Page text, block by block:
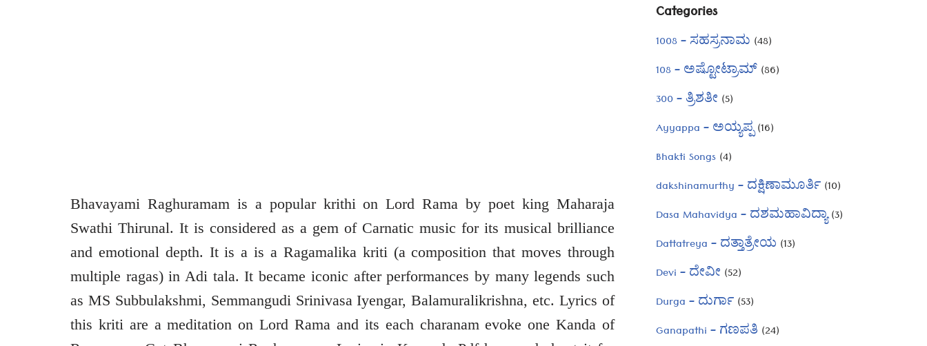
Bhavayami Raghuramam is a popular krithi on Lord Rama by poet king Maharaja
Swathi Thirunal. It is considered as a gem of Carnatic music for its musical brilliance
and emotional depth. It is a is a Ragamalika kriti (a composition that moves through
multiple ragas) in Adi tala. It became iconic after performances by many legends such
as MS Subbulakshmi, Semmangudi Srinivasa Iyengar, Balamuralikrishna, etc. Lyrics of
this kriti are a meditation on Lord Rama and its each charanam evoke one Kanda of
Categories
1008 – ಸಹಸ್ರನಾಮ (48)
108 – ಅಷ್ಟೋಟ್ರಾಮ್(86)
300 – ತ್ರಿಶತೀ (5)
Ayyappa – ಅಯ್ಯಪ್ಪ(16)
Bhakti Songs(4)
dakshinamurthy – ದಕ್ಷಿಣಾಮೂರ್ತಿ(10)
Dasa Mahavidya – ದಶಮಹಾವಿದ್ಯಾ(3)
Dattatreya – ದತ್ತಾತ್ರೇಯ (13)
Devi – ದೇವೀ (52)
Durga – ದುರ್ಗಾ(53)
Ganapathi – ಗಣಪತಿ (24)